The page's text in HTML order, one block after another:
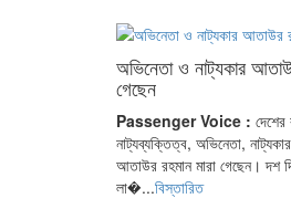
অভিনেতা ও নাট্যকার
গেছেন
Passenger Voice : দেশের
নাট্যব্যক্তিত্ব, অভিনেতা,
আতাউর রহমান মারা গেছেন। দশ
লা�...বিস্তারিত